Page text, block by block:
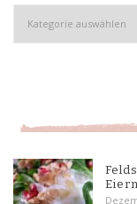
Kategorien
Eiern